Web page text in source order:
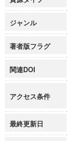
ジャンル
著者版フラグ
関連DOI
アクセス条件
最終更新日